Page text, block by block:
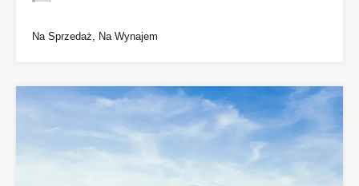
Na Sprzedaż, Na Wynajem